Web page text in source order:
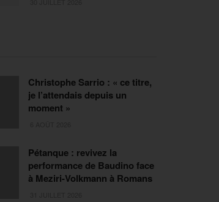
Christophe Sarrio : « ce titre,
je l’attendais depuis un
moment »
Pétanque : revivez la
performance de Baudino face
à Meziri-Volkmann à Romans